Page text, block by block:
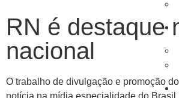
RN é destaque
nacional
O trabalho de divulgação e promoção
notícia na mídia especialidade do